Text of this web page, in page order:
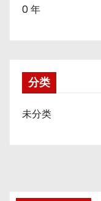
0 年
分类
未分类